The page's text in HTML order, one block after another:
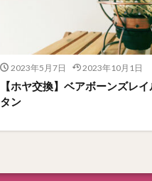
2023年5月7日 2023年10月1日
【ホヤ交換】ベアボーンズレ
タン